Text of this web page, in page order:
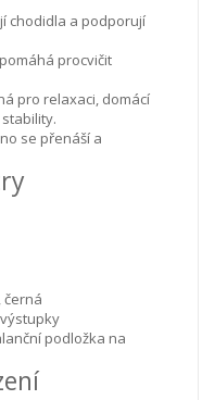
chodidla a podporují
pomáhá procvičit
pro relaxaci, domácí
se přenáší a
černá
podložka na